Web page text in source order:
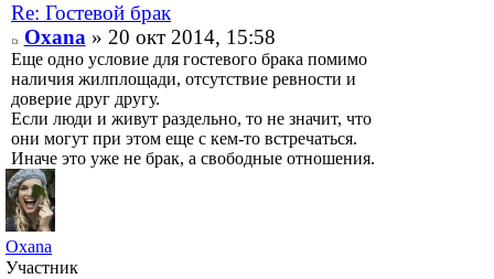
Re: Гостевой брак
Oxana » 20 окт 2014, 15:58
Еще одно условие для гостевого брака помимо
наличия жилплощади, отсутствие ревности и
доверие друг другу.
Если люди и живут раздельно, то не значит, что
они могут при этом еще с кем-то встречаться.
Иначе это уже не брак, а свободные отношения.
Oxana
Участник